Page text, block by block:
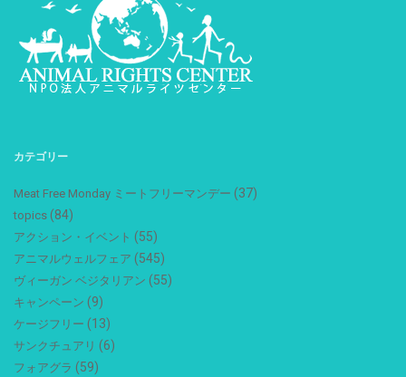
カテゴリー
Meat Free Monday ミートフリーマンデー (37)
topics (84)
アクション・イベント (55)
アニマルウェルフェア (545)
ヴィーガン ベジタリアン (55)
キャンペーン (9)
ケージフリー (13)
サンクチュアリ (6)
フォアグラ (59)